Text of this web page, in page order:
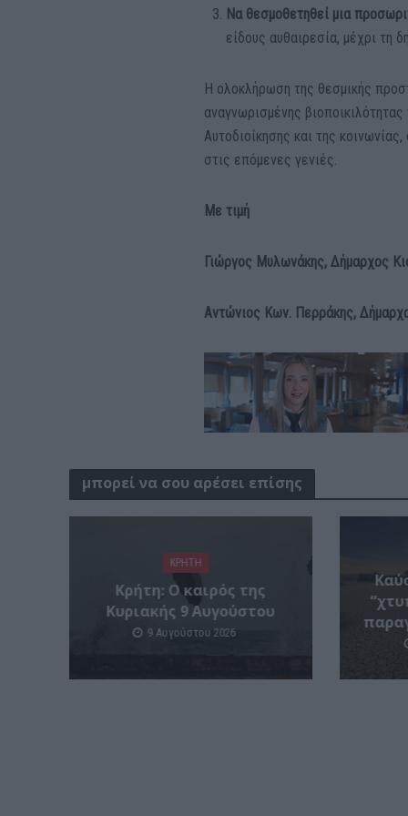
Να θεσμοθετηθεί μια
είδους αυθαιρεσία, μέχρι τη
Η ολοκλήρωση της θεσμικής
αναγνωρισμένης
Αυτοδιοίκησης και της
στις επόμενες γενιές.
Με τιμή
Γιώργος
Αντώνιος Κων. Περράκης,
μπορεί να σου αρέσει επίσης
ΚΡΗΤΗ
Κρήτη: Ο καιρός της
Κυριακής 9 Αυγούστου
9 Αυγούστου 2026